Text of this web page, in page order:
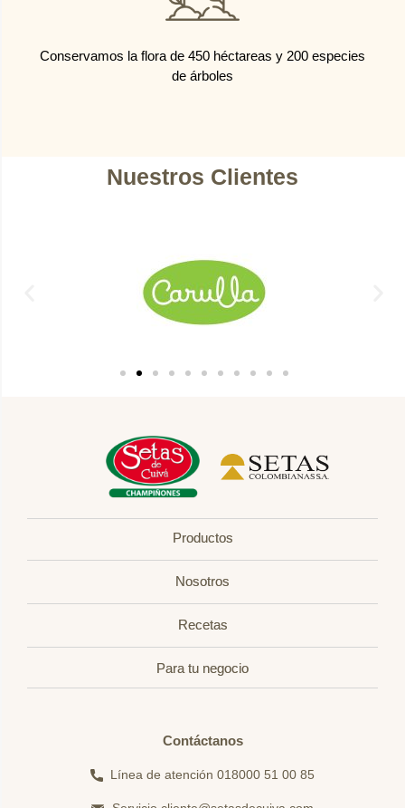
Conservamos la flora de 450 héctareas y 200 especies
de árboles
Nuestros Clientes
Productos
Nosotros
Recetas
Para tu negocio
Contáctanos
Línea de atención 018000 51 00 85